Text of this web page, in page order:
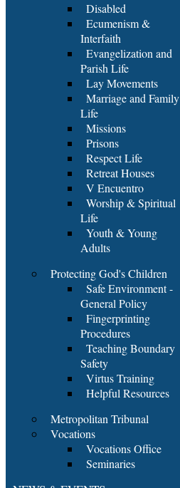
Disabled
Ecumenism &
Interfaith
Evangelization and
Parish Life
Lay Movements
Marriage and Family
Life
Missions
Prisons
Respect Life
Retreat Houses
V Encuentro
Worship & Spiritual
Life
Youth & Young
Adults
Protecting God's Children
Safe Environment -
General Policy
Fingerprinting
Procedures
Teaching Boundary
Safety
Virtus Training
Helpful Resources
Metropolitan Tribunal
Vocations
Vocations Office
Seminaries